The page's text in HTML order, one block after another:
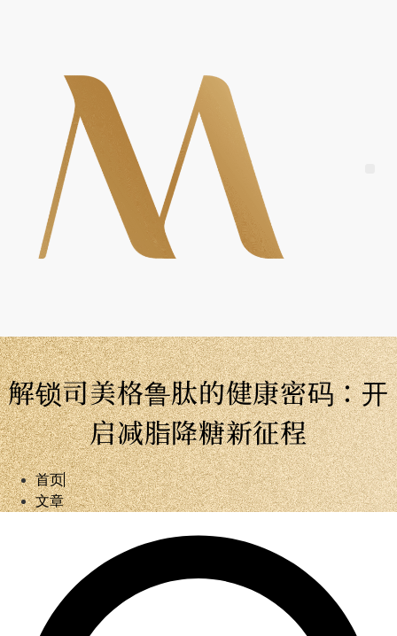
解锁司美格鲁肽的健康密码：开
启减脂降糖新征程
首页
文章